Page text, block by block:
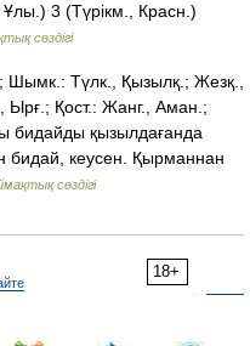
Ұлы.) 3 (Түрікм., Красн.)
сөздігі
Түлк., Қызылқ.; Жезқ.,
Қост.: Жанг., Аман.;
бидайды қызылдағанда
бидай, кеусен. Қырманнан
сөздігі
18+